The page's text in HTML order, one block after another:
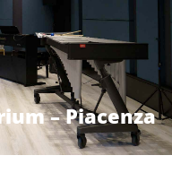
– Piacenza